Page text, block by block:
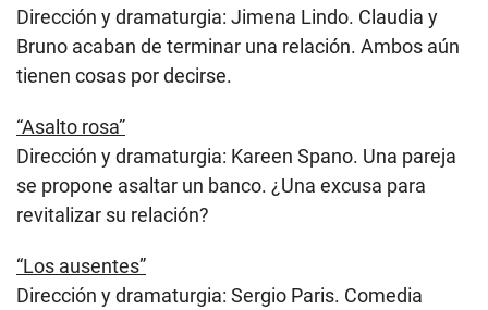
Dirección y dramaturgia: Jimena Lindo. Claudia y
Bruno acaban de terminar una relación. Ambos aún
tienen cosas por decirse.
“Asalto rosa”
Dirección y dramaturgia: Kareen Spano. Una pareja
se propone asaltar un banco. ¿Una excusa para
revitalizar su relación?
“Los ausentes”
Dirección y dramaturgia: Sergio Paris. Comedia